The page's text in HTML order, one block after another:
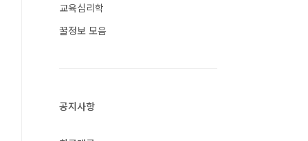
교육심리학
꿀정보 모음
공지사항